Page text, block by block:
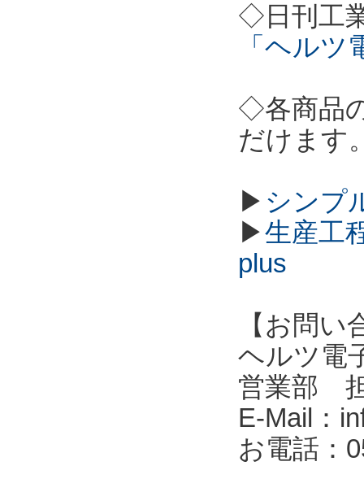
◇日刊工
「ヘル
◇各商品
だけます
▶ シンプ
▶生産工
plus
【お問い
ヘルツ電
営業部
E-Mail：
お電話：